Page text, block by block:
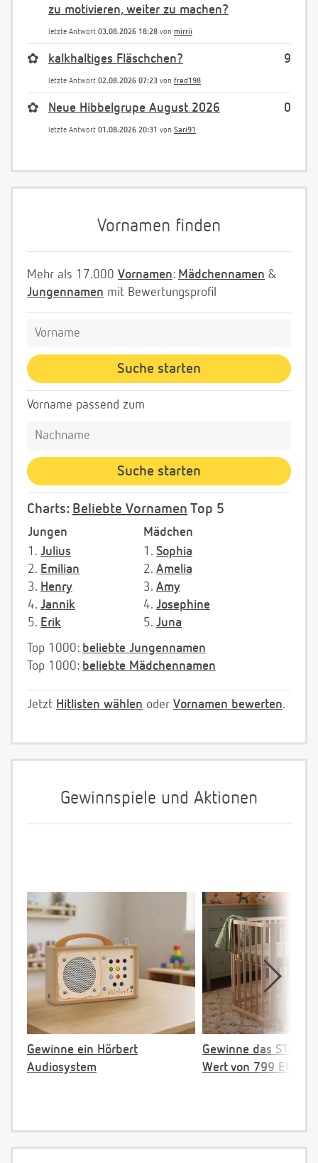
zu motivieren, weiter zu machen?
letzte Antwort 03.08.2026 18:28 von mirrii
9
✿ kalkhaltiges Fläschchen?
letzte Antwort 02.08.2026 07:23 von fred198
0
✿ Neue Hibbelgrupe August 2026
letzte Antwort 01.08.2026 20:31 von Sari91
Vornamen finden
Mehr als 17.000 Vornamen: Mädchennamen &
Jungennamen mit Bewertungsprofil
Vorname passend zum
Charts: Beliebte Vornamen Top 5
Jungen
Mädchen
1. Julius
2. Emilian
3. Henry
4. Jannik
5. Erik
1. Sophia
2. Amelia
3. Amy
4. Josephine
5. Juna
Top 1000: beliebte Jungennamen
Top 1000: beliebte Mädchennamen
Jetzt Hitlisten wählen oder Vornamen bewerten.
Gewinnspiele und Aktionen
Gewinne ein Hörbert
Audiosystem
Gewinne das
Wert von 799 EUR